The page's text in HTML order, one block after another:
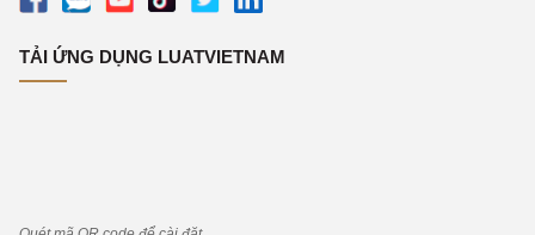
TẢI ỨNG DỤNG LUATVIETNAM